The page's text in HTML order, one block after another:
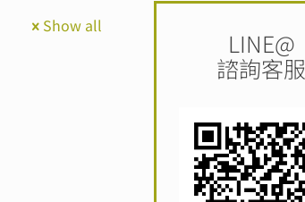
Show all
LINE@
諮詢客服